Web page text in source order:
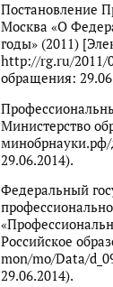
Постановление
Москва «О
годы» (2011)
http://rg.ru/2011/
обращения:
Министерство
минобрнауки.рф/
29.06.2014).
Федеральный
Российское
mon/mo/Data/
29.06.2014).